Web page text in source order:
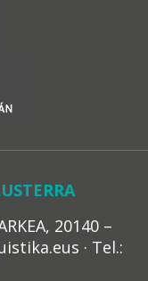
20140 –
· Tel.: